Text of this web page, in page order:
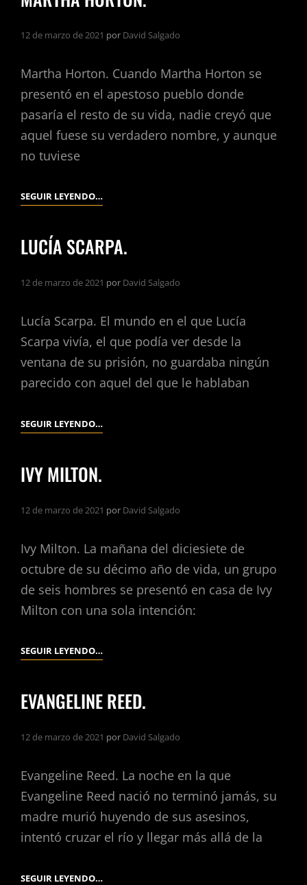
12 de marzo de 2021 por David Salgado
Martha Horton. Cuando Martha Horton se
presentó en el apestoso pueblo donde
pasaría el resto de su vida, nadie creyó que
aquel fuese su verdadero nombre, y aunque
no tuviese
SEGUIR LEYENDO…MARTHA
LUCÍA SCARPA.
12 de marzo de 2021 por David Salgado
Lucía Scarpa. El mundo en el que Lucía
Scarpa vivía, el que podía ver desde la
ventana de su prisión, no guardaba ningún
parecido con aquel del que le hablaban
SEGUIR LEYENDO…
IVY MILTON.
12 de marzo de 2021 por David Salgado
Ivy Milton. La mañana del diciesiete de
octubre de su décimo año de vida, un grupo
de seis hombres se presentó en casa de Ivy
Milton con una sola intención:
SEGUIR LEYENDO…IVY
EVANGELINE REED.
12 de marzo de 2021 por David Salgado
Evangeline Reed. La noche en la que
Evangeline Reed nació no terminó jamás, su
madre murió huyendo de sus asesinos,
intentó cruzar el río y llegar más allá de la
SEGUIR LEYENDO…